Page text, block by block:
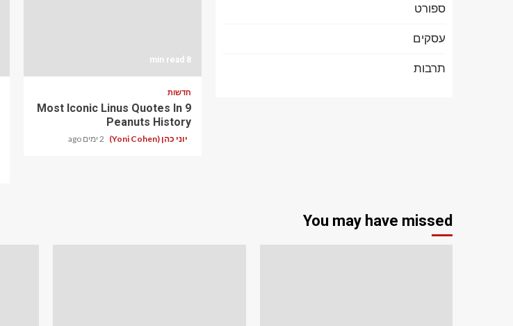
8 min read
חדשות
9 Most Iconic Linus Quotes In
Peanuts History
יוני כהן (Yoni Cohen) 2 ימים ago
ספורט
עסקים
תרבות
You may have missed